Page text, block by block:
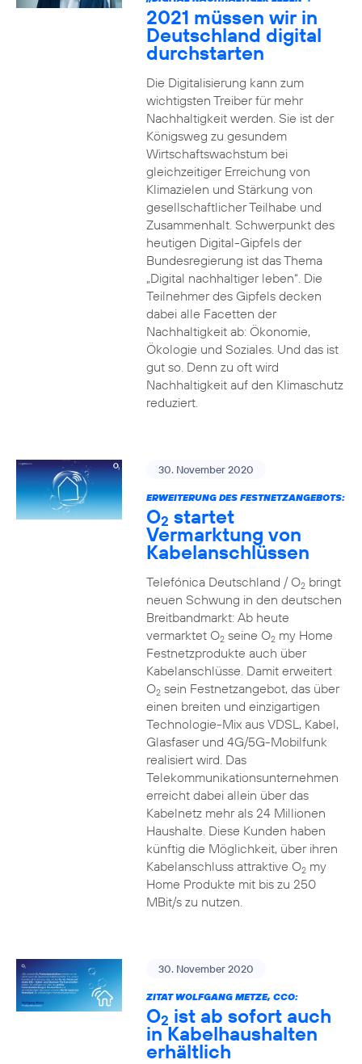
2021 müssen wir in
Deutschland digital
durchstarten
Die Digitalisierung kann zum
wichtigsten Treiber für mehr
Nachhaltigkeit werden. Sie ist der
Königsweg zu gesundem
Wirtschaftswachstum bei
gleichzeitiger Erreichung von
Klimazielen und Stärkung von
gesellschaftlicher Teilhabe und
Zusammenhalt. Schwerpunkt des
heutigen Digital-Gipfels der
Bundesregierung ist das Thema
„Digital nachhaltiger leben“. Die
Teilnehmer des Gipfels decken
dabei alle Facetten der
Nachhaltigkeit ab: Ökonomie,
Ökologie und Soziales. Und das ist
gut so. Denn zu oft wird
Nachhaltigkeit auf den Klimaschutz
reduziert.
30. November 2020
ERWEITERUNG DES FESTNETZANGEBOTS:
O2 startet
Vermarktung von
Kabelanschlüssen
Telefónica Deutschland / O2bringt
neuen Schwung in den deutschen
Breitbandmarkt: Ab heute
vermarktet O2seine O2my Home
Festnetzprodukte auch über
Kabelanschlüsse. Damit erweitert
O2sein Festnetzangebot, das über
einen breiten und einzigartigen
Technologie-Mix aus VDSL, Kabel,
Glasfaser und 4G/5G-Mobilfunk
realisiert wird. Das
Telekommunikationsunternehmen
erreicht dabei allein über das
Kabelnetz mehr als 24 Millionen
Haushalte. Diese Kunden haben
künftig die Möglichkeit, über ihren
Kabelanschluss attraktive O2my
Home Produkte mit bis zu 250
MBit/s zu nutzen.
30. November 2020
ZITAT WOLFGANG METZE, CCO:
O2 ist ab sofort auch
in Kabelhaushalten
erhältlich